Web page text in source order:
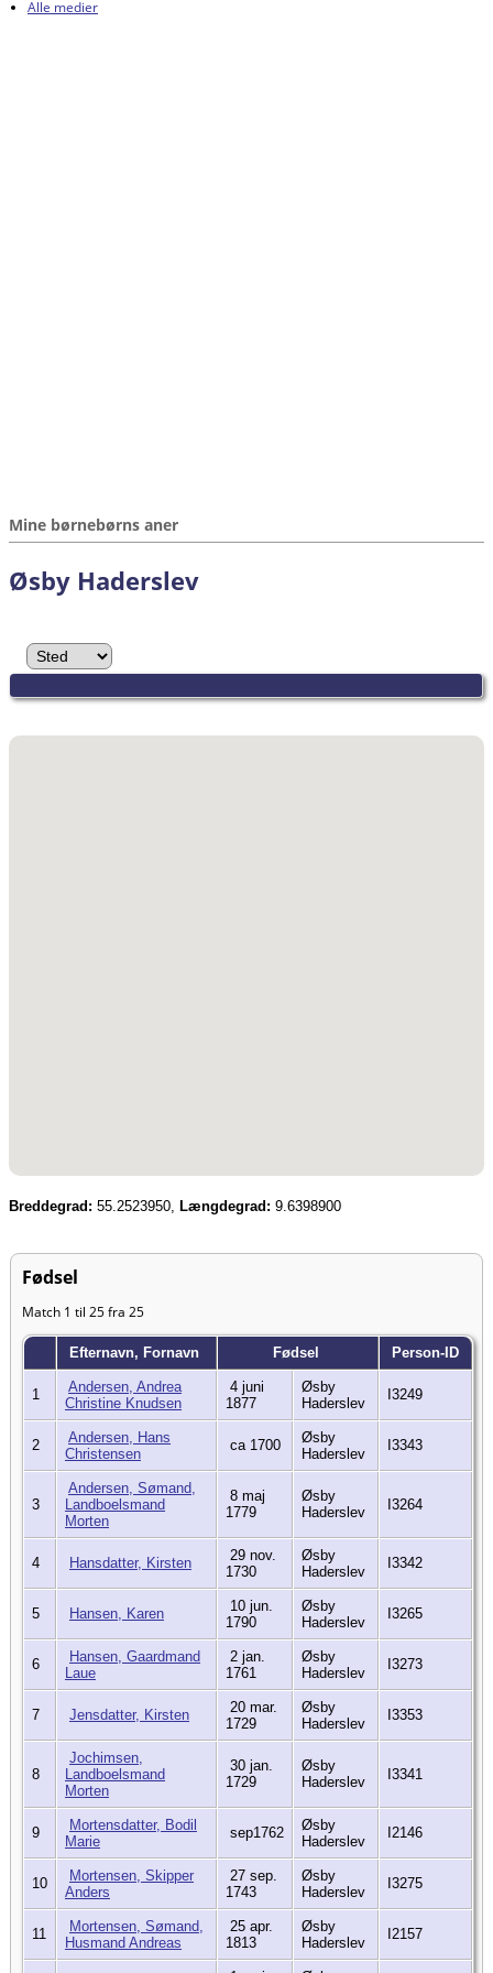
Alle medier
Mine børnebørns aner
Øsby Haderslev
Breddegrad: 55.2523950, Længdegrad: 9.6398900
Fødsel
Match 1 til 25 fra 25
Efternavn, Fornavn Fødsel Person-ID
1
Andersen, Andrea
Christine Knudsen
4 juni
1877
Øsby
Haderslev
I3249
2
Andersen, Hans
Christensen
ca 1700
Øsby
Haderslev
I3343
3
Andersen, Sømand,
Landboelsmand
Morten
8 maj
1779
Øsby
Haderslev
I3264
4 Hansdatter, Kirsten
29 nov.
1730
Øsby
Haderslev
I3342
5 Hansen, Karen
10 jun.
1790
Øsby
Haderslev
I3265
6
Hansen, Gaardmand
Laue
2 jan.
1761
Øsby
Haderslev
I3273
7 Jensdatter, Kirsten
20 mar.
1729
Øsby
Haderslev
I3353
8
Jochimsen,
Landboelsmand
Morten
30 jan.
1729
Øsby
Haderslev
I3341
9
Mortensdatter, Bodil
Marie
sep1762
Øsby
Haderslev
I2146
10
Mortensen, Skipper
Anders
27 sep.
1743
Øsby
Haderslev
I3275
11
Mortensen, Sømand,
Husmand Andreas
25 apr.
1813
Øsby
Haderslev
I2157